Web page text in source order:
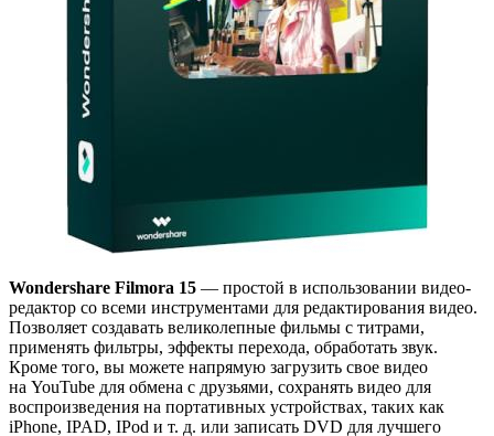
Wondershare Filmora 15 — простой в использовании видео-
редактор со всеми инструментами для редактирования видео.
Позволяет создавать великолепные фильмы с титрами,
применять фильтры, эффекты перехода, обработать звук.
Кроме того, вы можете напрямую загрузить свое видео
на YouTube для обмена с друзьями, сохранять видео для
воспроизведения на портативных устройствах, таких как
iPhone, IPAD, IPod и т. д. или записать DVD для лучшего